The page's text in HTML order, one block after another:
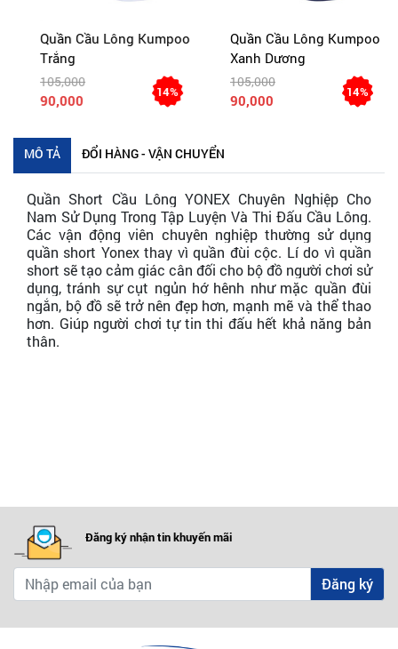
Quần Cầu Lông Kumpoo
Trắng
105,000
90,000
14%
Quần Cầu Lông Kumpoo
Xanh Dương
105,000
90,000
14%
MÔ TẢ ĐỔI HÀNG - VẬN CHUYỂN
Quần Short Cầu Lông YONEX Chuyên Nghiệp Cho
Nam Sử Dụng Trong Tập Luyện Và Thi Đấu Cầu Lông.
Các vận động viên chuyên nghiệp thường sử dụng
quần short Yonex thay vì quần đùi cộc. Lí do vì quần
short sẽ tạo cảm giác cân đối cho bộ đồ người chơi sử
dụng, tránh sự cụt ngủn hớ hênh như mặc quần đùi
ngắn, bộ đồ sẽ trở nên đẹp hơn, mạnh mẽ và thể thao
hơn. Giúp người chơi tự tin thi đấu hết khả năng bản
thân.
Đăng ký nhận tin khuyến mãi
Đăng ký